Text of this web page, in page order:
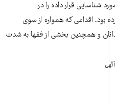
شناسایی قرار داده را در
بود. اقدامی که همواره از سوی
و همچنین بخشی از فقها به شدت
آگهی